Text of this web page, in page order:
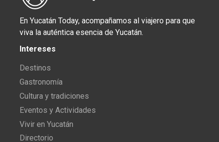
En Yucatán Today, acompañamos al viajero para que
viva la auténtica esencia de Yucatán.
Intereses
Destinos
Gastronomía
Cultura y tradiciones
Eventos y Actividades
Vivir en Yucatán
Directorio